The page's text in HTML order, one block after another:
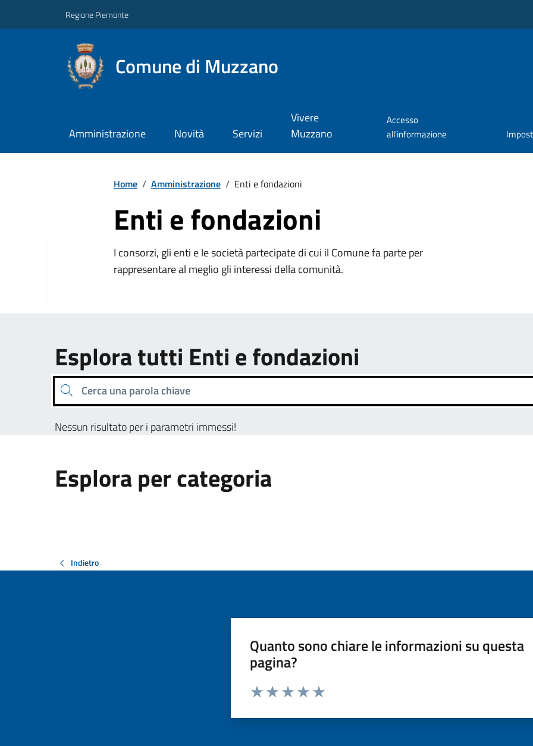
Regione Piemonte
Comune di Muzzano
Amministrazione Novità Servizi
Vivere
Muzzano
Accesso
all'informazione
Home / Amministrazione / Enti e fondazioni
Enti e fondazioni
I consorzi, gli enti e le società partecipate di cui il Comune fa parte per
rappresentare al meglio gli interessi della comunità.
Esplora tutti Enti e fondazioni
Cerca una parola chiave
Nessun risultato per i parametri immessi!
Esplora per categoria
Indietro
Quanto sono chiare le informazioni su questa
pagina?
Valuta da 1 a 5 stelle la pagina